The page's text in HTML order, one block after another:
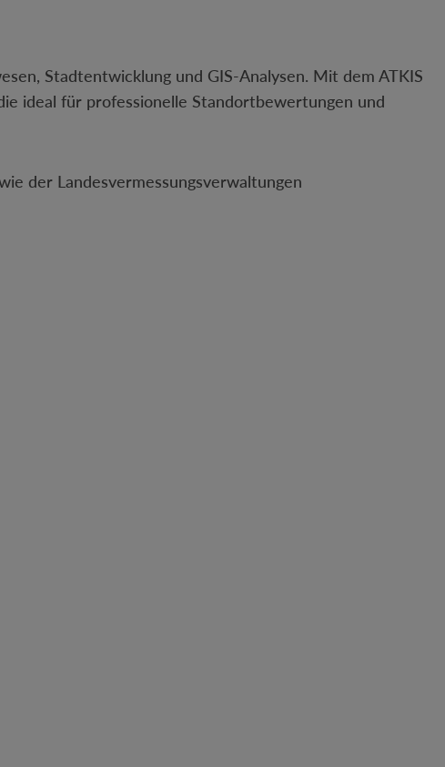
Stadtentwicklung und GIS-Analysen. Mit dem ATKIS
ideal für professionelle Standortbewertungen und
der Landesvermessungsverwaltungen